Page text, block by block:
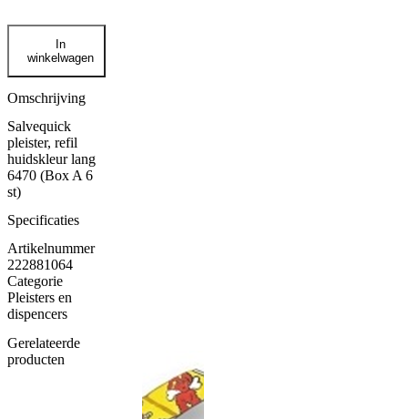
Salvequick
navulling
lang
aantal
In
winkelwagen
Omschrijving
Salvequick
pleister, refil
huidskleur lang
6470 (Box A 6
st)
Specificaties
Artikelnummer
222881064
Categorie
Pleisters en
dispencers
Gerelateerde
producten